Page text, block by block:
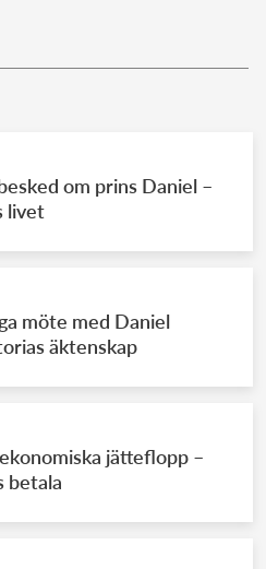
om prins Daniel –
livet
möte med Daniel
äktenskap
jätteflopp –
betala